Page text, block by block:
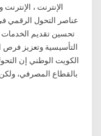
الإنترنت ،
عناصر التحول
تحسين تقديم الخدمات
التأسيسية وتعزيز فرص
الكويت الوطني إن
بالقطاع المصرفي،